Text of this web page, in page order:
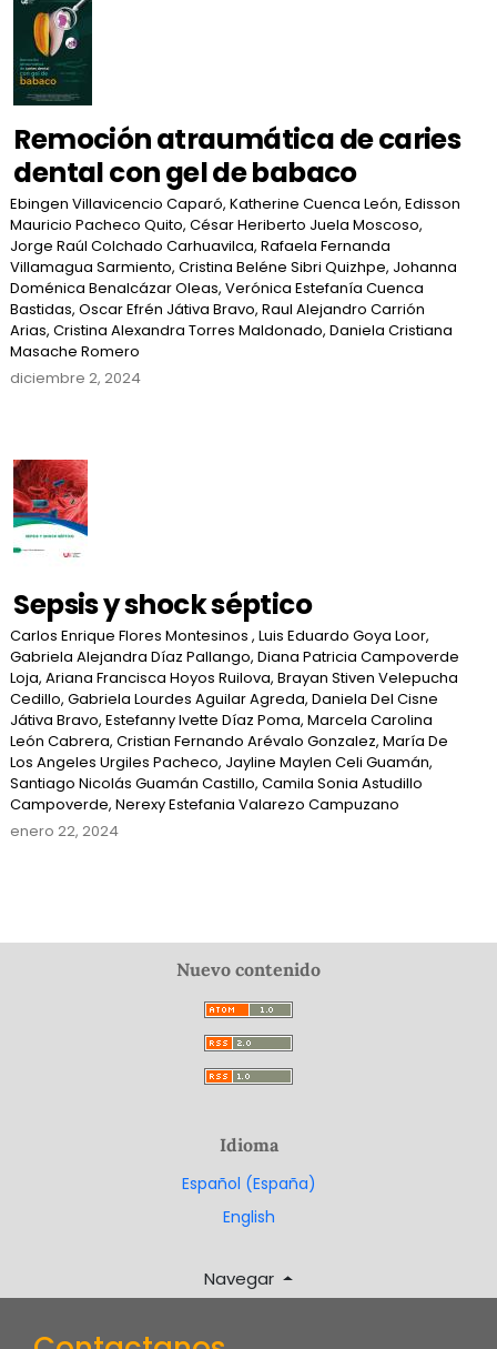
Remoción atraumática de caries
dental con gel de babaco
Ebingen Villavicencio Caparó, Katherine Cuenca León, Edisson
Mauricio Pacheco Quito, César Heriberto Juela Moscoso,
Jorge Raúl Colchado Carhuavilca, Rafaela Fernanda
Villamagua Sarmiento, Cristina Beléne Sibri Quizhpe, Johanna
Doménica Benalcázar Oleas, Verónica Estefanía Cuenca
Bastidas, Oscar Efrén Játiva Bravo, Raul Alejandro Carrión
Arias, Cristina Alexandra Torres Maldonado, Daniela Cristiana
Masache Romero
diciembre 2, 2024
Sepsis y shock séptico
Carlos Enrique Flores Montesinos , Luis Eduardo Goya Loor,
Gabriela Alejandra Díaz Pallango, Diana Patricia Campoverde
Loja, Ariana Francisca Hoyos Ruilova, Brayan Stiven Velepucha
Cedillo, Gabriela Lourdes Aguilar Agreda, Daniela Del Cisne
Játiva Bravo, Estefanny Ivette Díaz Poma, Marcela Carolina
León Cabrera, Cristian Fernando Arévalo Gonzalez, María De
Los Angeles Urgiles Pacheco, Jayline Maylen Celi Guamán,
Santiago Nicolás Guamán Castillo, Camila Sonia Astudillo
Campoverde, Nerexy Estefania Valarezo Campuzano
enero 22, 2024
Nuevo contenido
Idioma
Español (España)
English
Navegar